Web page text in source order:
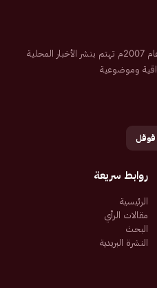
صحيفة إلكترونية سعودية تم تأسيسها عام 2007م تهتم بنشر الأخبار المحلية
وموضوعية
قوقل
روابط سريعة
الرئيسية
مقالات الرأي
البحث
النشرة البريدية